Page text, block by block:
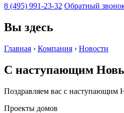
8 (495) 991-23-32 Обратный
Вы здесь
Главная › Компания › Новости
С наступающим
Поздравляем вас с наступающим
Проекты домов